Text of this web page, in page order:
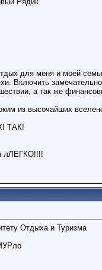
для меня и моей
Включить
а так же
из высочайших
ТАК!
лЛЕГКО!!!!
Отдыха и Туризма